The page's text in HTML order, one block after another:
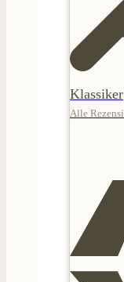
Klassiker
Alle